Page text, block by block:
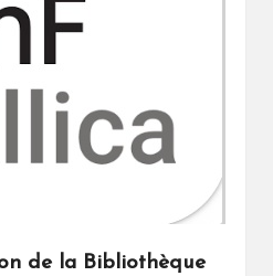
de la Bibliothèque